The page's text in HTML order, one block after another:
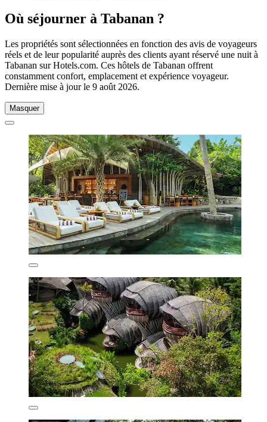
Où séjourner à Tabanan ?
Les propriétés sont sélectionnées en fonction des avis de voyageurs
réels et de leur popularité auprès des clients ayant réservé une nuit à
Tabanan sur Hotels.com. Ces hôtels de Tabanan offrent
constamment confort, emplacement et expérience voyageur.
Dernière mise à jour le 9 août 2026.
Masquer